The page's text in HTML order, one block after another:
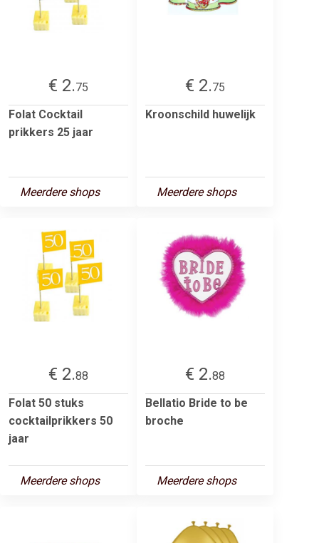
€ 2.75
Folat Cocktail
prikkers 25 jaar
Meerdere shops
€ 2.75
Kroonschild huwelijk
Meerdere shops
€ 2.88
Folat 50 stuks
cocktailprikkers 50
jaar
Meerdere shops
€ 2.88
Bellatio Bride to be
broche
Meerdere shops